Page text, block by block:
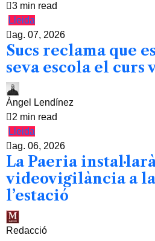
3 min read
Lleida
ag. 07, 2026
Sucs reclama que
seva escola el curs
Àngel Lendínez
2 min read
Lleida
ag. 06, 2026
La Paeria
videovigilància a
l’estació
Redacció